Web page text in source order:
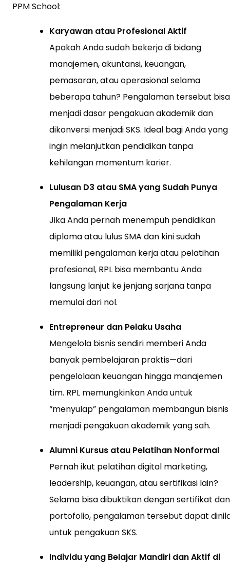
PPM School:
Karyawan atau Profesional Aktif
Apakah Anda sudah bekerja di bidang
manajemen, akuntansi, keuangan,
pemasaran, atau operasional selama
beberapa tahun? Pengalaman tersebut bisa
menjadi dasar pengakuan akademik dan
dikonversi menjadi SKS. Ideal bagi Anda yang
ingin melanjutkan pendidikan tanpa
kehilangan momentum karier.
Lulusan D3 atau SMA yang Sudah Punya
Pengalaman Kerja
Jika Anda pernah menempuh pendidikan
diploma atau lulus SMA dan kini sudah
memiliki pengalaman kerja atau pelatihan
profesional, RPL bisa membantu Anda
langsung lanjut ke jenjang sarjana tanpa
memulai dari nol.
Entrepreneur dan Pelaku Usaha
Mengelola bisnis sendiri memberi Anda
banyak pembelajaran praktis—dari
pengelolaan keuangan hingga manajemen
tim. RPL memungkinkan Anda untuk
“menyulap” pengalaman membangun bisnis
menjadi pengakuan akademik yang sah.
Alumni Kursus atau Pelatihan Nonformal
Pernah ikut pelatihan digital marketing,
leadership, keuangan, atau sertifikasi lain?
Selama bisa dibuktikan dengan sertifikat dan
portofolio, pengalaman tersebut dapat
untuk pengakuan SKS.
Individu yang Belajar Mandiri dan Aktif di